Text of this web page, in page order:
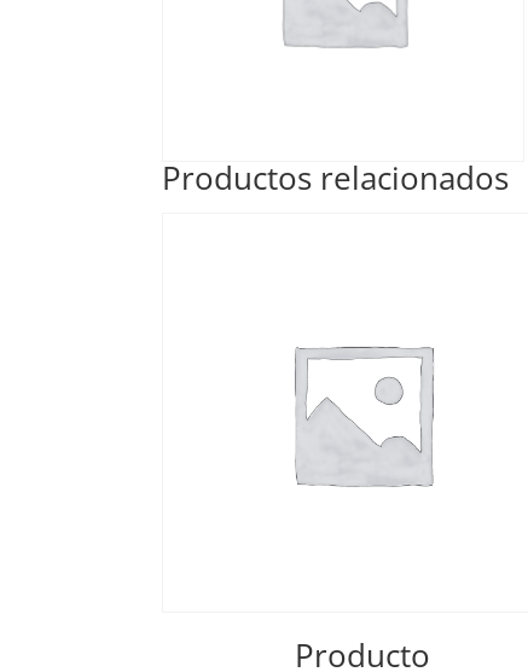
Productos relacionados
Producto